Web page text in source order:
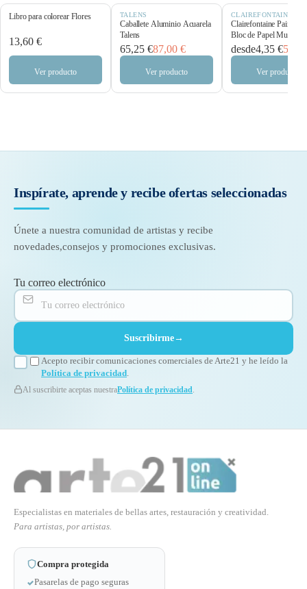
Libro para colorear Flores
13,60 €
Ver producto
TALENS
Caballete Aluminio Acuarela
Talens
65,25 €87,00 €
Ver producto
CLAIREFONTAINE
Clairefontaine
Bloc de Papel
250 g/m²
desde4,35 €5,80
Ver producto
Inspírate, aprende y recibeofertas seleccionadas
Únete a nuestra comunidad de artistas y recibe
novedades,consejos y promociones exclusivas.
Tu correo electrónico
Suscribirme→
Acepto recibir comunicaciones comerciales de Arte21 y he leído la
Política de privacidad.
Al suscribirte aceptas nuestraPolítica de privacidad.
Especialistas en materiales de bellas artes, restauración y creatividad.
Para artistas, por artistas.
Compra protegida
Pasarelas de pago seguras